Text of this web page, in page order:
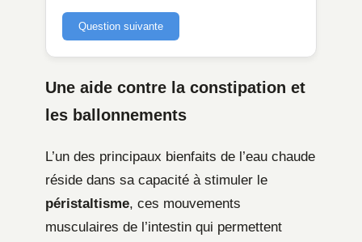
Question suivante
Une aide contre la constipation et
les ballonnements
L’un des principaux bienfaits de l’eau chaude
réside dans sa capacité à stimuler le
péristaltisme, ces mouvements
musculaires de l’intestin qui permettent